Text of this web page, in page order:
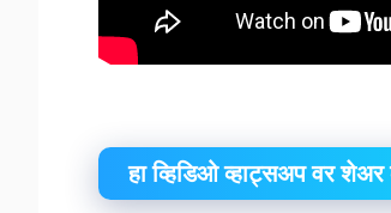
हा व्हिडिओ व्हाट्सअप वर